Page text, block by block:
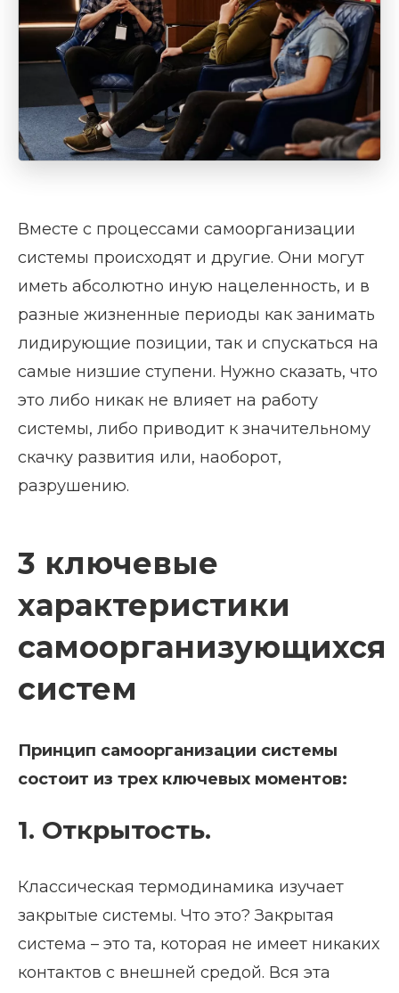
Вместе с процессами самоорганизации
системы происходят и другие. Они могут
иметь абсолютно иную нацеленность, и в
разные жизненные периоды как занимать
лидирующие позиции, так и спускаться на
самые низшие ступени. Нужно сказать, что
это либо никак не влияет на работу
системы, либо приводит к значительному
скачку развития или, наоборот,
разрушению.
3 ключевые
характеристики
самоорганизующихся
систем
Принцип самоорганизации системы
состоит из трех ключевых моментов:
1. Открытость.
Классическая термодинамика изучает
закрытые системы. Что это? Закрытая
система – это та, которая не имеет никаких
контактов с внешней средой. Вся эта